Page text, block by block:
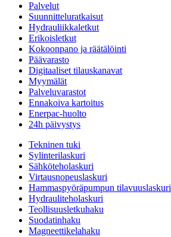
Palvelut
Suunnitteluratkaisut
Hydrauliikkaletkut
Erikoisletkut
Kokoonpano ja räätälöinti
Päävarasto
Digitaaliset tilauskanavat
Myymälät
Palveluvarastot
Ennakoiva kartoitus
Enerpac-huolto
24h päivystys
Tekninen tuki
Sylinterilaskuri
Sähköteholaskuri
Virtausnopeuslaskuri
Hammaspyöräpumpun tilavuuslaskuri
Hydrauliteholaskuri
Teollisuusletkuhaku
Suodatinhaku
Magneettikelahaku